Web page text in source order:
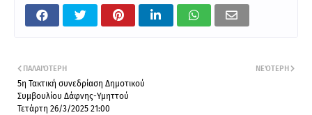
ΝΕΌΤΕΡΗ
ΠΑΛΑΙΌΤΕΡΗ
5η Τακτική συνεδρίαση Δημοτικού
Συμβουλίου Δάφνης-Υμηττού
Τετάρτη 26/3/2025 21:00